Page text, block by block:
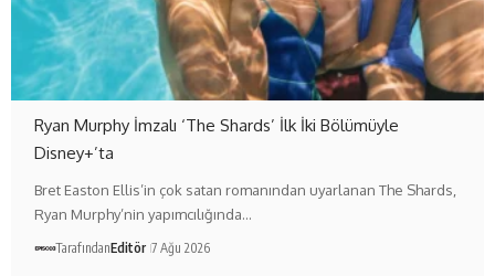
Ryan Murphy İmzalı ‘The Shards’ İlk İki Bölümüyle
Disney+’ta
Bret Easton Ellis’in çok satan romanından uyarlanan The Shards,
Ryan Murphy’nin yapımcılığında…
TarafındanEditör 7 Ağu 2026